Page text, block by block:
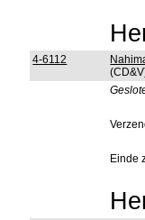
4-6112
Einde